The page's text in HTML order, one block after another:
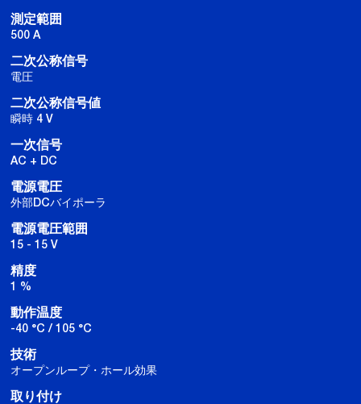
測定範囲
500 A
二次公称信号
電圧
二次公称信号値
瞬時 4 V
一次信号
AC + DC
電源電圧
外部DCバイポーラ
電源電圧範囲
15 - 15 V
精度
1 %
動作温度
-40 °C / 105 °C
技術
オープンループ・ホール効果
取り付け